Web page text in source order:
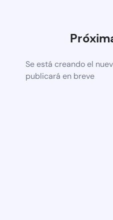
Se está creando el
publicará en breve